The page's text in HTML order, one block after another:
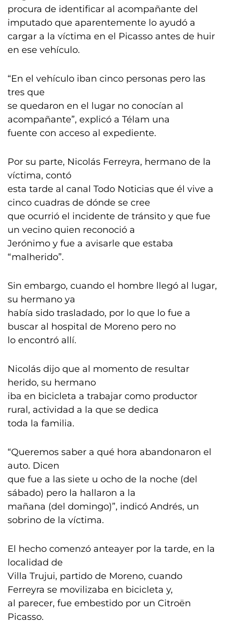
procura de identificar al acompañante del
imputado que aparentemente lo ayudó a
cargar a la víctima en el Picasso antes de huir
en ese vehículo.
“En el vehículo iban cinco personas pero las
tres que
se quedaron en el lugar no conocían al
acompañante”, explicó a Télam una
fuente con acceso al expediente.
Por su parte, Nicolás Ferreyra, hermano de la
víctima, contó
esta tarde al canal Todo Noticias que él vive a
cinco cuadras de dónde se cree
que ocurrió el incidente de tránsito y que fue
un vecino quien reconoció a
Jerónimo y fue a avisarle que estaba
“malherido”.
Sin embargo, cuando el hombre llegó al lugar,
su hermano ya
había sido trasladado, por lo que lo fue a
buscar al hospital de Moreno pero no
lo encontró allí.
Nicolás dijo que al momento de resultar
herido, su hermano
iba en bicicleta a trabajar como productor
rural, actividad a la que se dedica
toda la familia.
“Queremos saber a qué hora abandonaron el
auto. Dicen
que fue a las siete u ocho de la noche (del
sábado) pero la hallaron a la
mañana (del domingo)”, indicó Andrés, un
sobrino de la víctima.
El hecho comenzó anteayer por la tarde, en la
localidad de
Villa Trujui, partido de Moreno, cuando
Ferreyra se movilizaba en bicicleta y,
al parecer, fue embestido por un Citroën
Picasso.